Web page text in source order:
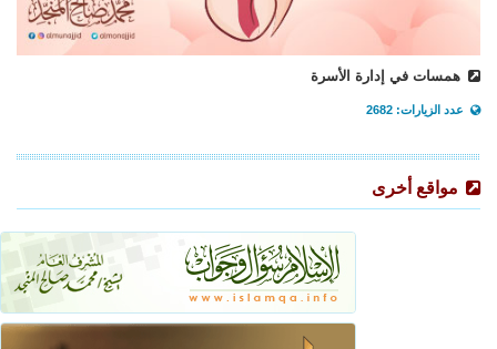
همسات في إدارة الأسرة
عدد الزيارات: 2682
مواقع أخرى